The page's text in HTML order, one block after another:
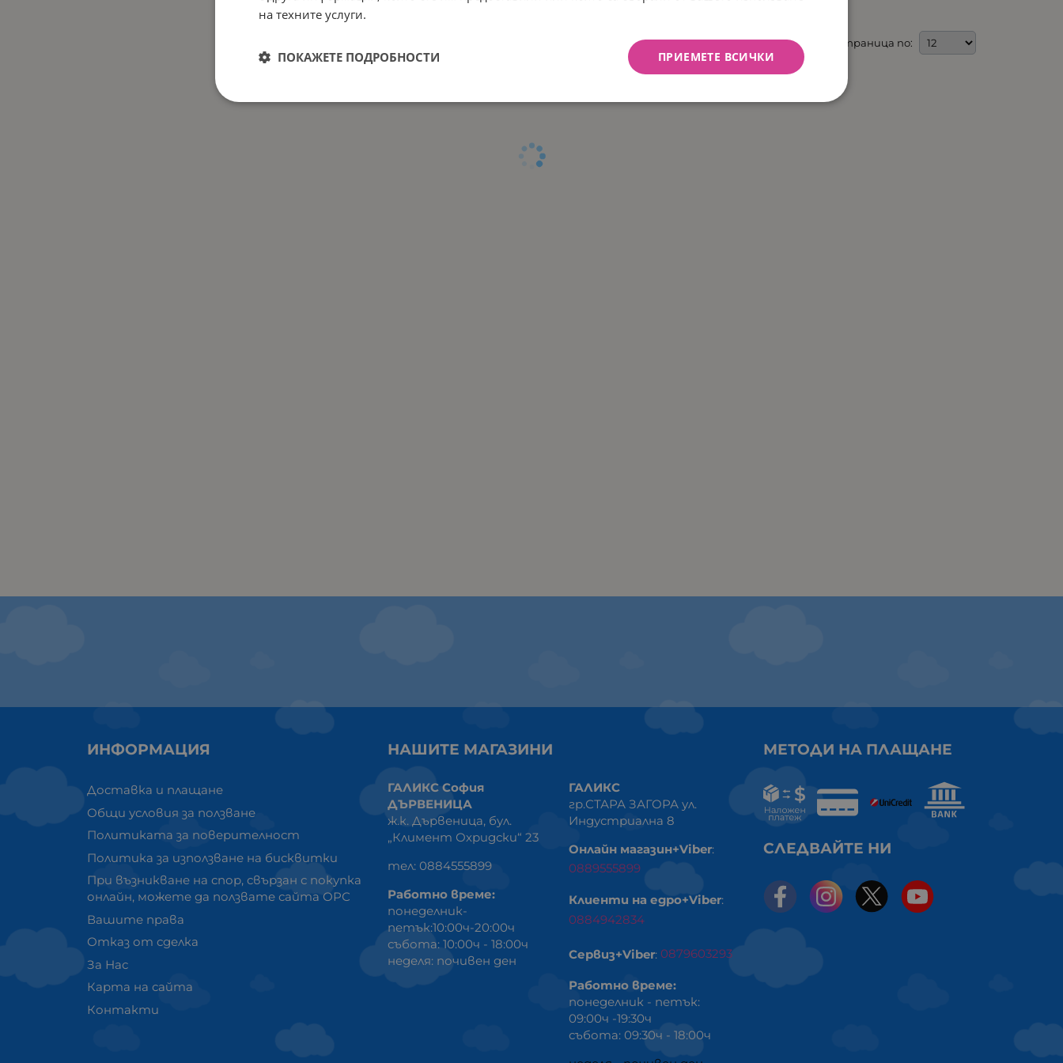
На страница по:
ИНФОРМАЦИЯ
Доставка и плащане
Общи условия за ползване
Политиката за поверителност
Политика за използване на бисквитки
При възникване на спор, свързан с покупка
онлайн, можете да ползвате сайта ОРС
Вашите права
Отказ от сделка
За Нас
Карта на сайта
Контакти
НАШИТЕ МАГАЗИНИ
ГАЛИКС София
ДЪРВЕНИЦА
ж.к. Дървеница, бул.
„Климент Охридски“ 23
тел: 0884555899
Работно време:
понеделник-
петък:10:00ч-20:00ч
събота: 10:00ч - 18:00ч
неделя: почивен ден
ГАЛИКС
гр.СТАРА ЗАГОРА ул.
Индустриална 8
Онлайн магазин+Viber:
0889555899
Клиенти на едро+Viber:
0884942834
Сервиз+Viber: 0879603293
Работно време:
понеделник - петък:
09:00ч -19:30ч
събота: 09:30ч - 18:00ч
МЕТОДИ НА ПЛАЩАНЕ
СЛЕДВАЙТЕ НИ
на техните услуги.
ПРИЕМЕТЕ ВСИЧКИ
ПОКАЖЕТЕ ПОДРОБНОСТИ